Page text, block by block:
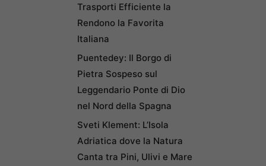
Trasporti Efficiente la
Rendono la Favorita
Italiana
Puentedey: Il Borgo di
Pietra Sospeso sul
Leggendario Ponte di Dio
nel Nord della Spagna
Sveti Klement: L’Isola
Adriatica dove la Natura
Canta tra Pini, Ulivi e Mare